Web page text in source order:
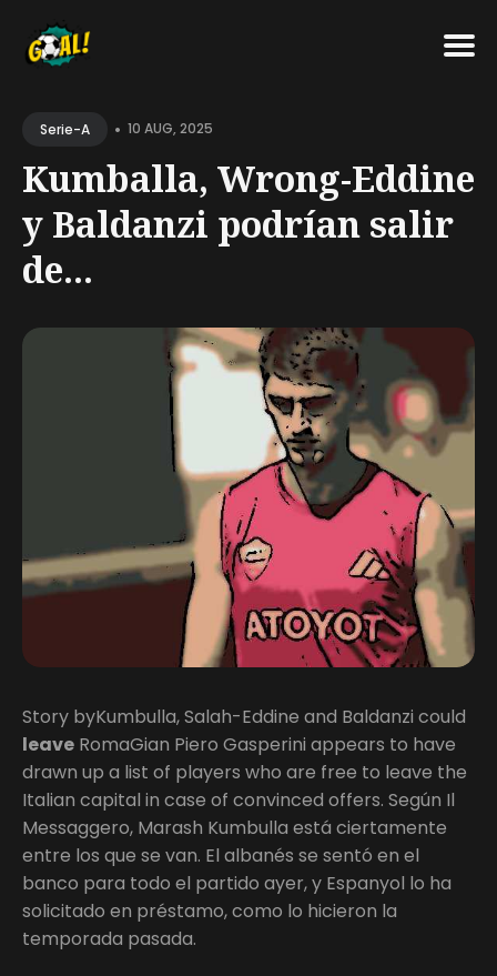
forSerie-A • 10 AUG, 2025
Kumballa, Wrong-Eddine
y Baldanzi podrían salir
de...
Story byKumbulla, Salah-Eddine and Baldanzi could
leave RomaGian Piero Gasperini appears to have
drawn up a list of players who are free to leave the
Italian capital in case of convinced offers. Según Il
Messaggero, Marash Kumbulla está ciertamente
entre los que se van. El albanés se sentó en el
banco para todo el partido ayer, y Espanyol lo ha
solicitado en préstamo, como lo hicieron la
temporada pasada.